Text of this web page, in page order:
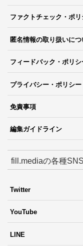
ファクトチェック・ポリ
匿名情報の取り扱いにつ
フィードバック・ポリシ
プライバシー・ポリシー
免責事項
編集ガイドライン
fill.mediaの各種SNS
Twitter
YouTube
LINE